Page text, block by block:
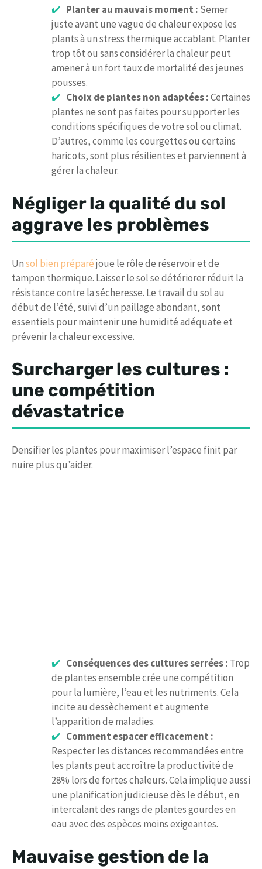
Planter au mauvais moment : Semer
juste avant une vague de chaleur expose les
plants à un stress thermique accablant. Planter
trop tôt ou sans considérer la chaleur peut
amener à un fort taux de mortalité des jeunes
pousses.
Choix de plantes non adaptées :Certaines
plantes ne sont pas faites pour supporter les
conditions spécifiques de votre sol ou climat.
D’autres, comme les courgettes ou certains
haricots, sont plus résilientes et parviennent à
gérer la chaleur.
Négliger la qualité du sol
aggrave les problèmes
Unsol bien préparéjoue le rôle de réservoir et de
tampon thermique. Laisser le sol se détériorer réduit la
résistance contre la sécheresse. Le travail du sol au
début de l’été, suivi d’un paillage abondant, sont
essentiels pour maintenir une humidité adéquate et
prévenir la chaleur excessive.
Surcharger les cultures :
une compétition
dévastatrice
Densifier les plantes pour maximiser l’espace finit par
nuire plus qu’aider.
Conséquences des cultures serrées : Trop
de plantes ensemble crée une compétition
pour la lumière, l’eau et les nutriments. Cela
incite au dessèchement et augmente
l’apparition de maladies.
Comment espacer efficacement :
Respecter les distances recommandées entre
les plants peut accroître la productivité de
28% lors de fortes chaleurs. Cela implique aussi
une planification judicieuse dès le début, en
intercalant des rangs de plantes gourdes en
eau avec des espèces moins exigeantes.
Mauvaise gestion de la